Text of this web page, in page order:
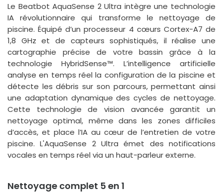
Le Beatbot AquaSense 2 Ultra intègre une technologie
IA révolutionnaire qui transforme le nettoyage de
piscine. Équipé d’un processeur 4 cœurs Cortex-A7 de
1,8 GHz et de capteurs sophistiqués, il réalise une
cartographie précise de votre bassin grâce à la
technologie HybridSense™. L’intelligence artificielle
analyse en temps réel la configuration de la piscine et
détecte les débris sur son parcours, permettant ainsi
une adaptation dynamique des cycles de nettoyage.
Cette technologie de vision avancée garantit un
nettoyage optimal, même dans les zones difficiles
d’accès, et place l’IA au cœur de l’entretien de votre
piscine. L'AquaSense 2 Ultra émet des notifications
vocales en temps réel via un haut-parleur externe.
Nettoyage complet 5 en 1